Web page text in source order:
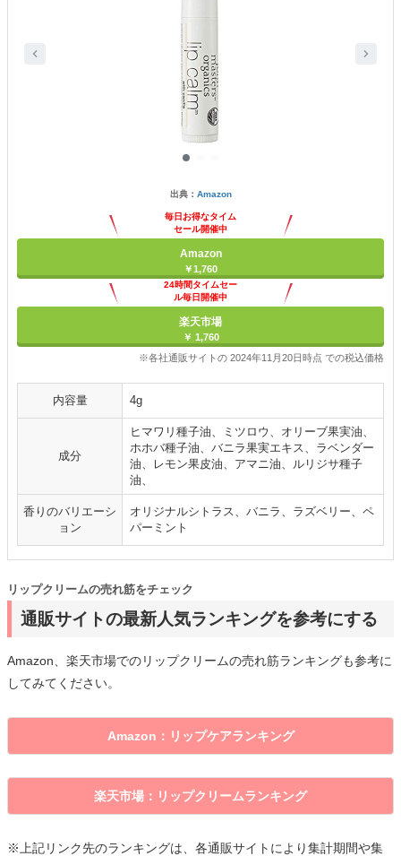
出典： Amazon
毎日お得なタイム
セール開催中
Amazon
￥1,760
24時間タイムセー
ル毎日開催中
楽天市場
￥ 1,760
※各社通販サイトの 2024年11月20日時点 での税込価格
内容量 4g
成分
ヒマワリ種子油、ミツロウ、オリーブ果実油、
ホホバ種子油、バニラ果実エキス、ラベンダー
油、レモン果皮油、アマニ油、ルリジサ種子
油、
香りのバリエーシ
ョン
オリジナルシトラス、バニラ、ラズベリー、ペ
パーミント
通販サイトの最新人気ランキングを参考にする
リップクリームの売れ筋をチェック
Amazon、楽天市場でのリップクリームの売れ筋ランキングも参考に
してみてください。
Amazon：リップケアランキング
楽天市場：リップクリームランキング
※上記リンク先のランキングは、各通販サイトにより集計期間や集